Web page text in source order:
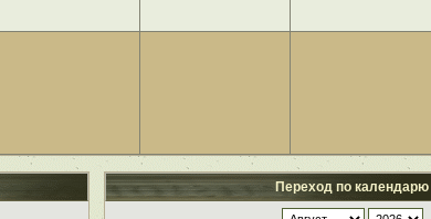
Переход по календарю